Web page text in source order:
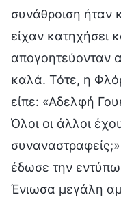
συνάθροιση ήταν
είχαν κατηχήσει
απογοητεύονταν
καλά. Τότε, η
είπε: «Αδελφή
Όλοι οι άλλοι
έδωσε την
Ένιωσα μεγάλη